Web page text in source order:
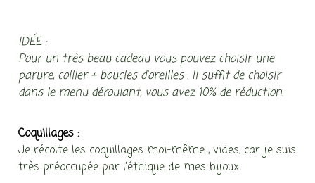
IDÉE :
Pour un très beau cadeau vous pouvez choisir une
parure, collier + boucles d’oreilles . Il suffit de choisir
dans le menu déroulant, vous avez 10% de réduction.
Coquillages :
Je récolte les coquillages moi-même , vides, car je suis
très préoccupée par l’éthique de mes bijoux.